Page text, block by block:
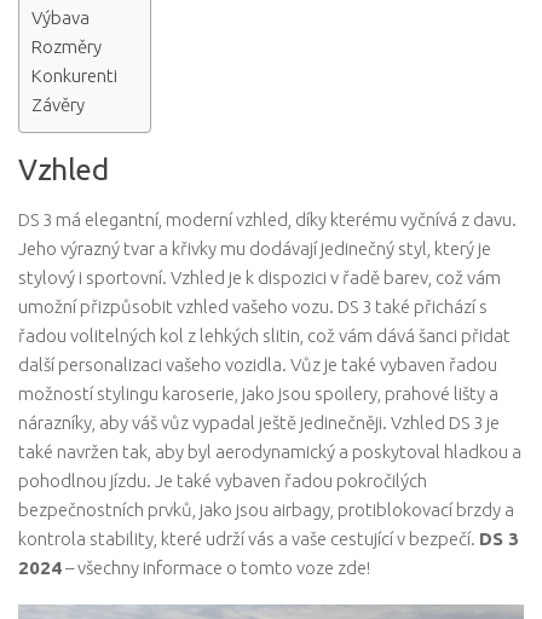
Výbava
Rozměry
Konkurenti
Závěry
Vzhled
DS 3 má elegantní, moderní vzhled, díky kterému vyčnívá z davu.
Jeho výrazný tvar a křivky mu dodávají jedinečný styl, který je
stylový i sportovní. Vzhled je k dispozici v řadě barev, což vám
umožní přizpůsobit vzhled vašeho vozu. DS 3 také přichází s
řadou volitelných kol z lehkých slitin, což vám dává šanci přidat
další personalizaci vašeho vozidla. Vůz je také vybaven řadou
možností stylingu karoserie, jako jsou spoilery, prahové lišty a
nárazníky, aby váš vůz vypadal ještě jedinečněji. Vzhled DS 3 je
také navržen tak, aby byl aerodynamický a poskytoval hladkou a
pohodlnou jízdu. Je také vybaven řadou pokročilých
bezpečnostních prvků, jako jsou airbagy, protiblokovací brzdy a
kontrola stability, které udrží vás a vaše cestující v bezpečí. DS 3
2024– všechny informace o tomto voze zde!